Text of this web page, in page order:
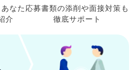
あなた
介
応募書類の添削や面接対策も
徹底サポート